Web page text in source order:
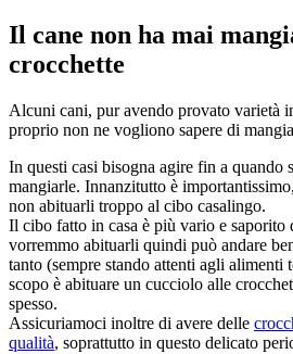
Il cane non ha mai
crocchette
Alcuni cani, pur avendo provato varietà
proprio non ne vogliono sapere di
In questi casi bisogna agire fin a quando
mangiarle. Innanzitutto è
non abituarli troppo al cibo casalingo.
Il cibo fatto in casa è più vario e saporito
vorremmo abituarli quindi può andare
tanto (sempre stando attenti agli alimenti
scopo è abituare un cucciolo alle
spesso.
Assicuriamoci inoltre di avere delle
qualità, soprattutto in questo delicato